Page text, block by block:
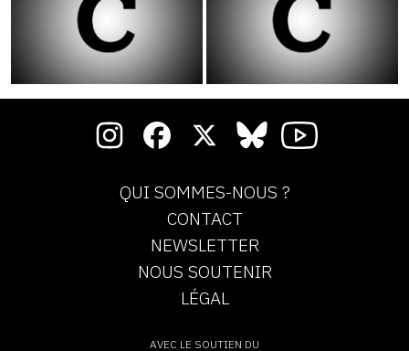
QUI SOMMES-NOUS ?
CONTACT
NEWSLETTER
NOUS SOUTENIR
LÉGAL
AVEC LE SOUTIEN DU